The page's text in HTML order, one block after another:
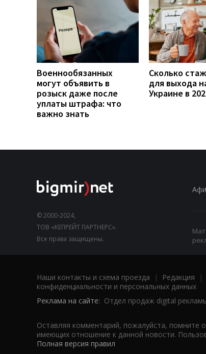
Военнообязанных
могут объявить в
розыск даже после
уплаты штрафа: что
важно знать
Сколько
для выхода
Украине в
© 2000-2024,
ТОВ «КЕПРЕЙТ ПАРТНЕРС».
Все права защищены.
Наши контакты и схема проезда | Редакция |
конфиденциальности и персональных данных
Реклама на сайте: Отдел продаж digital
Оставляя комментарий, пожалуйста, помните
имеющих отношение к данной новости.
Полная версия правил